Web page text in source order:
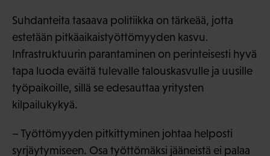
Suhdanteita tasaava politiikka on tärkeää, jotta
estetään pitkäaikaistyöttömyyden kasvu.
Infrastruktuurin parantaminen on perinteisesti hyvä
tapa luoda eväitä tulevalle talouskasvulle ja uusille
työpaikoille, sillä se edesauttaa yritysten
kilpailukykyä.
– Työttömyyden pitkittyminen johtaa helposti
syrjäytymiseen. Osa työttömäksi jääneistä ei palaa